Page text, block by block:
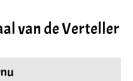
van de Verteller